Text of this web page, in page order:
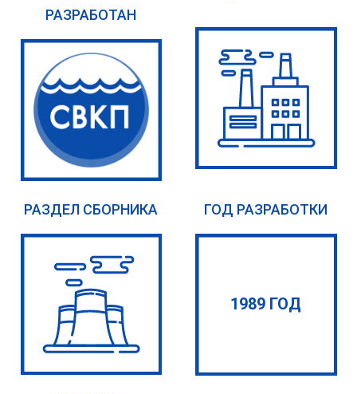
РАЗРАБОТАН
РАЗДЕЛ СБОРНИКА ГОД РАЗРАБОТКИ
1989 ГОД